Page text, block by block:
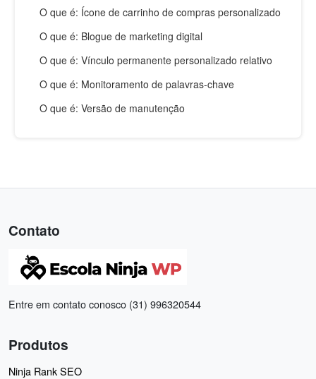
O que é: Ícone de carrinho de compras personalizado
O que é: Blogue de marketing digital
O que é: Vínculo permanente personalizado relativo
O que é: Monitoramento de palavras-chave
O que é: Versão de manutenção
Contato
Entre em contato conosco (31) 996320544
Produtos
Ninja Rank SEO